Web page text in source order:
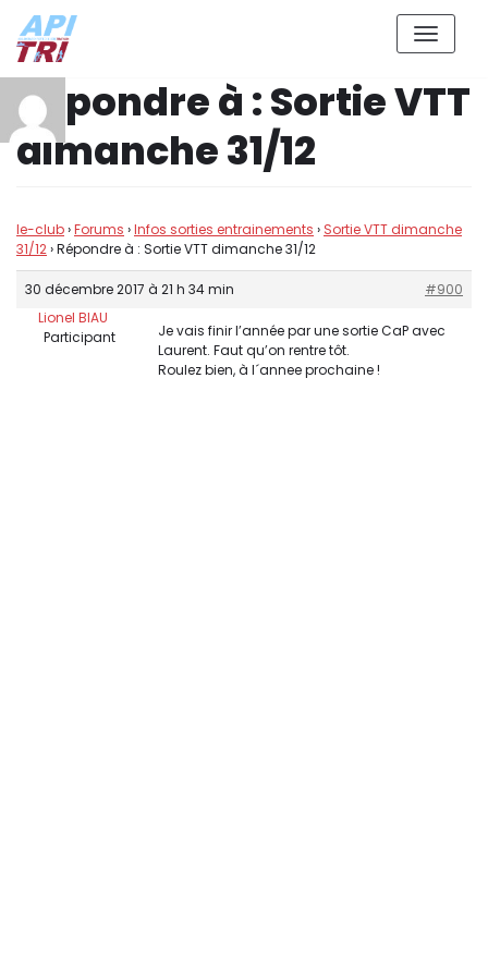
Aller
contenu
Répondre à : Sortie VTT
dimanche 31/12
le-club›Forums ›Infos sorties entrainements › Sortie VTT dimanche
31/12›Répondre à : Sortie VTT dimanche 31/12
30 décembre 2017 à 21 h 34 min
#900
Lionel BIAU
Participant
Je vais finir l’année par une sortie CaP avec
Laurent. Faut qu’on rentre tôt.
Roulez bien, à l´annee prochaine !